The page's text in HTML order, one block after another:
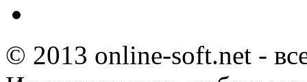
© 2013 online-soft.net -